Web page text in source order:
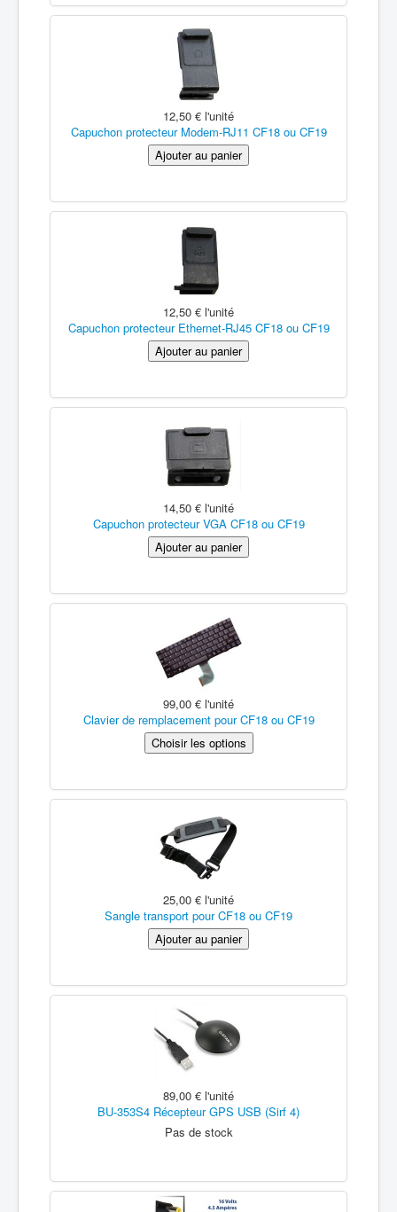
12,50 € l'unité
Capuchon protecteur Modem-RJ11 CF18 ou CF19
12,50 € l'unité
Capuchon protecteur Ethernet-RJ45 CF18 ou CF19
14,50 € l'unité
Capuchon protecteur VGA CF18 ou CF19
99,00 € l'unité
Clavier de remplacement pour CF18 ou CF19
25,00 € l'unité
Sangle transport pour CF18 ou CF19
89,00 € l'unité
BU-353S4 Récepteur GPS USB (Sirf 4)
Pas de stock